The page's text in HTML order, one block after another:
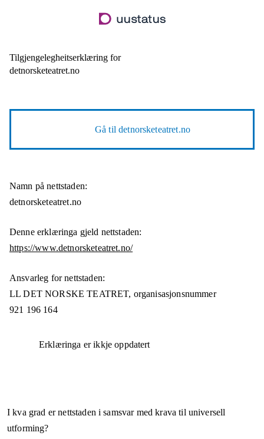
til
Tilgjengelegheitserklæring for
detnorsketeatret.no
Gå tildetnorsketeatret.no
Namn på nettstaden:
detnorsketeatret.no
Denne erklæringa gjeld nettstaden:
https://www.detnorsketeatret.no/
Ansvarleg for nettstaden:
LL DET NORSKE TEATRET, organisasjonsnummer
921 196 164
Erklæringa er ikkje oppdatert
I kva grad er nettstaden i samsvar med krava til universell
utforming?